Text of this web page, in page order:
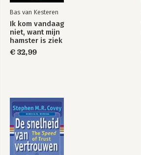
Bas van Kesteren
Ik kom vandaag
niet, want mijn
hamster is ziek
€ 32,99